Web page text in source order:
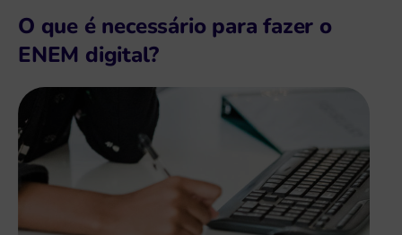
O que é necessário para fazer o
ENEM digital?